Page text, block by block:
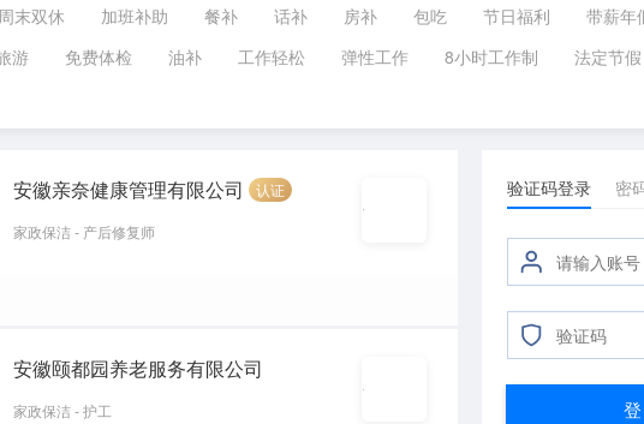
周末双休 加班补助 餐补 话补 房补 包吃 节日福利 带薪年
游 免费体检 油补 工作轻松 弹性工作 8小时工作制 法定节假
安徽亲奈健康管理有限公司 认证
家政保洁 - 产后修复师
安徽颐都园养老服务有限公司
家政保洁 - 护工
验证码登录 密